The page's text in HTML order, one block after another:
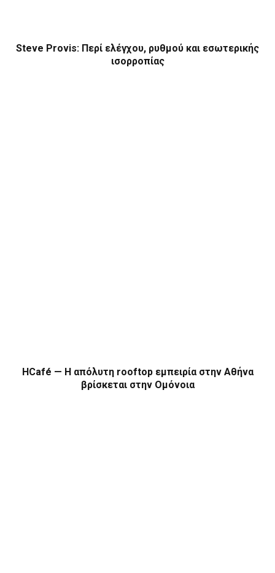
Steve Provis: Περί ελέγχου, ρυθμού και εσωτερικής
ισορροπίας
HCafé — Η απόλυτη rooftop εμπειρία στην Αθήνα
βρίσκεται στην Ομόνοια